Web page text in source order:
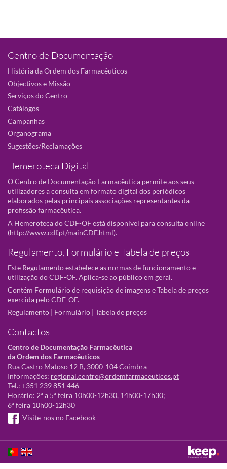
Centro de Documentação
História da Ordem dos Farmacêuticos
Objectivos e Missão
Serviços do Centro
Catálogos
Campanhas
Organograma
Sugestões/Reclamações
Hemeroteca Digital
O Centro de Documentação Farmacêutica permite aos seus
utilizadores a consulta em formato digital dos periódicos
elaborados pelas principais associações representantes da
profissão farmacêutica.
A Hemeroteca do CDF-OF está disponivel para consulta online
(http://www.cdf.pt/mainCDF.html).
Regulamento, Formulário e Tabela de preços
Este Regulamento estabelece as normas de funcionamento e
utilização do CDF-OF. Aplica-se ao público em geral.
Contém Formulário de requisição de imagens e Tabela de preços
exercida pelo CDF-OF.
Regulamento | Formulário | Tabela de preços
Contactos
Centro de Documentação Farmacêutica
da Ordem dos Farmacêuticos
Rua Castro Matoso 12 B, 3000-104 Coimbra
Informações: regional.centro@ordemfarmaceuticos.pt
Tel.: +351 239 851 446
Horário: 2ª a 5ª feira 10h00-12h30, 14h00-17h30;
6ª feira 10h00-12h30
Visite-nos no Facebook